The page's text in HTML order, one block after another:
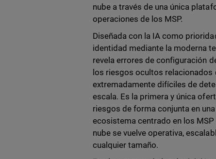
nube a través de una única
operaciones de los MSP.
Diseñada con la IA como
identidad mediante la moderna
revela errores de configuración
los riesgos ocultos relacionados
extremadamente difíciles de
escala. Es la primera y única
riesgos de forma conjunta en
ecosistema centrado en los
nube se vuelve operativa,
cualquier tamaño.